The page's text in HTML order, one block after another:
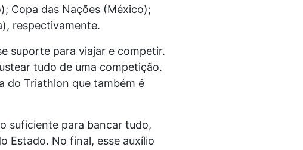
Copa das Nações (México);
respectivamente.
suporte para viajar e competir.
tudo de uma competição.
do Triathlon que também é
suficiente para bancar tudo,
Estado. No final, esse auxílio